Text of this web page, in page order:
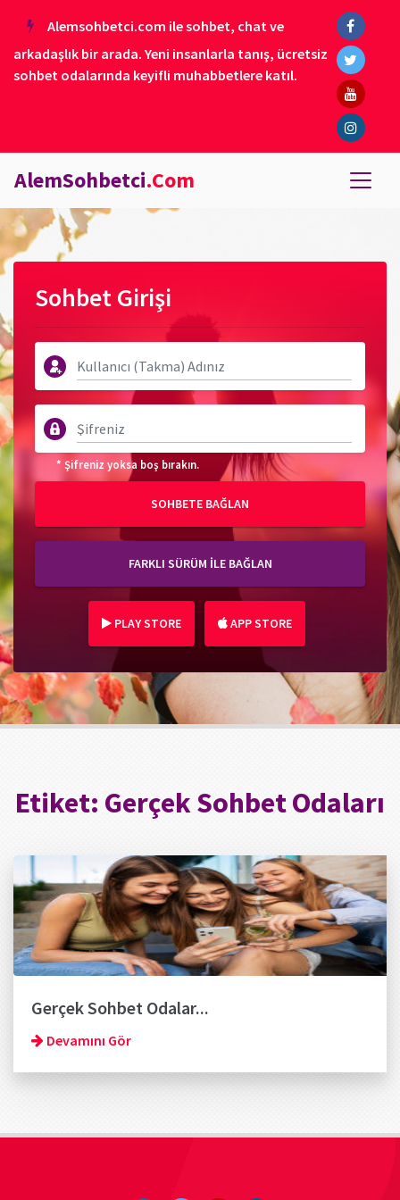
Alemsohbetci.com ile sohbet, chat ve
arkadaşlık bir arada. Yeni insanlarla tanış, ücretsiz
sohbet odalarında keyifli muhabbetlere katıl.
AlemSohbetci.Com
Sohbet Girişi
* Şifreniz yoksa boş bırakın.
SOHBETE BAĞLAN
FARKLI SÜRÜM İLE BAĞLAN
PLAY STORE APP STORE
Etiket: Gerçek Sohbet Odaları
Gerçek Sohbet Odalar...
Devamını Gör